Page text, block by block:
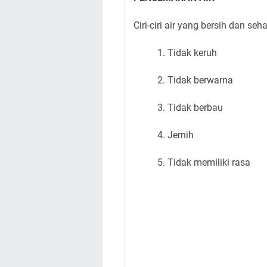
Ciri-ciri air yang bersih dan
1. Tidak keruh
2. Tidak berwarna
3. Tidak berbau
4. Jernih
5. Tidak memiliki rasa